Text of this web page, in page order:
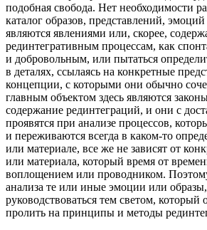
подобная свобода. Нет необходимости
каталог образов, представлений,
являются явлениями или, скорее,
рединтегративным процессам, как
и добровольным, или пытаться
в деталях, ссылаясь на конкретные
концепции, с которыми они обычно
главным объектом здесь являются
содержание рединтеграций, и они с
проявятся при анализе процессов,
и переживаются всегда в каком-то
или материале, все же не зависят от
или материала, который время от
воплощением или проводником.
анализа те или иные эмоции или
руководствоваться тем светом,
пролить на принципы и методы